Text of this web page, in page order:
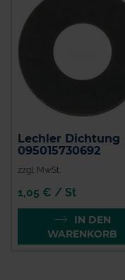
Lechler Dichtung
095015730692
zzgl. MwSt.
1,05 € / St
IN DEN
WARENKORB